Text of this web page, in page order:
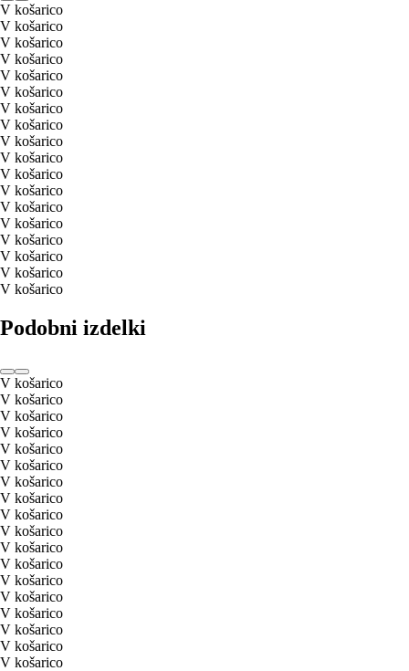
V košarico
V košarico
V košarico
V košarico
V košarico
V košarico
V košarico
V košarico
V košarico
V košarico
V košarico
V košarico
V košarico
V košarico
V košarico
V košarico
V košarico
V košarico
Podobni izdelki
V košarico
V košarico
V košarico
V košarico
V košarico
V košarico
V košarico
V košarico
V košarico
V košarico
V košarico
V košarico
V košarico
V košarico
V košarico
V košarico
V košarico
V košarico